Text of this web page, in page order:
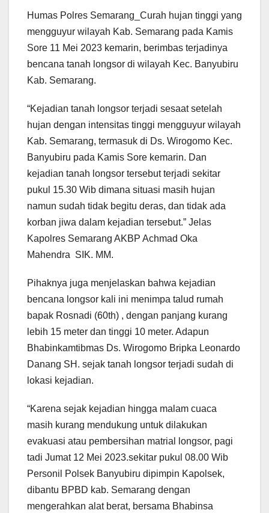
Humas Polres Semarang_Curah hujan tinggi yang
mengguyur wilayah Kab. Semarang pada Kamis
Sore 11 Mei 2023 kemarin, berimbas terjadinya
bencana tanah longsor di wilayah Kec. Banyubiru
Kab. Semarang.
“Kejadian tanah longsor terjadi sesaat setelah
hujan dengan intensitas tinggi mengguyur wilayah
Kab. Semarang, termasuk di Ds. Wirogomo Kec.
Banyubiru pada Kamis Sore kemarin. Dan
kejadian tanah longsor tersebut terjadi sekitar
pukul 15.30 Wib dimana situasi masih hujan
namun sudah tidak begitu deras, dan tidak ada
korban jiwa dalam kejadian tersebut.” Jelas
Kapolres Semarang AKBP Achmad Oka
Mahendra SIK. MM.
Pihaknya juga menjelaskan bahwa kejadian
bencana longsor kali ini menimpa talud rumah
bapak Rosnadi (60th) , dengan panjang kurang
lebih 15 meter dan tinggi 10 meter. Adapun
Bhabinkamtibmas Ds. Wirogomo Bripka Leonardo
Danang SH. sejak tanah longsor terjadi sudah di
lokasi kejadian.
“Karena sejak kejadian hingga malam cuaca
masih kurang mendukung untuk dilakukan
evakuasi atau pembersihan matrial longsor, pagi
tadi Jumat 12 Mei 2023.sekitar pukul 08.00 Wib
Personil Polsek Banyubiru dipimpin Kapolsek,
dibantu BPBD kab. Semarang dengan
mengerahkan alat berat, bersama Bhabinsa